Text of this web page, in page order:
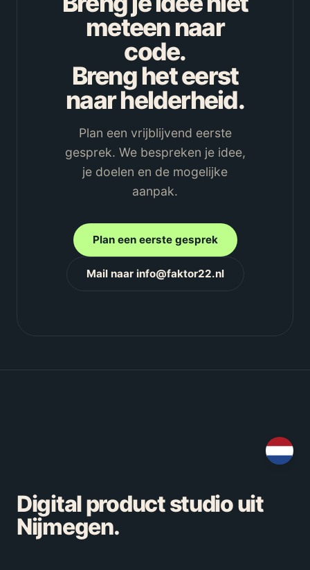
meteen naar
code.
Breng het eerst
naar helderheid.
Plan een vrijblijvend eerste
gesprek. We bespreken je idee,
je doelen en de mogelijke
aanpak.
Plan een eerste gesprek
Mail naar info@faktor22.nl
Digital product studio uit
Nijmegen.